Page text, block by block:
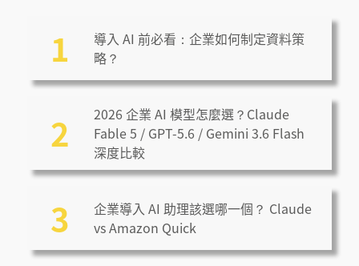
1
導入 AI 前必看：企業如何制定資料策
略？
2
2026 企業 AI 模型怎麼選？Claude
Fable 5 / GPT-5.6 / Gemini 3.6 Flash
深度比較
3
企業導入 AI 助理該選哪一個？ Claude
vs Amazon Quick